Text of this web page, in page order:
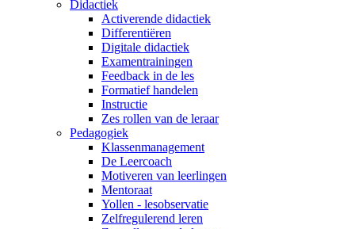
Didactiek
Activerende didactiek
Differentiëren
Digitale didactiek
Examentrainingen
Feedback in de les
Formatief handelen
Instructie
Zes rollen van de leraar
Pedagogiek
Klassenmanagement
De Leercoach
Motiveren van leerlingen
Mentoraat
Yollen - lesobservatie
Zelfregulerend leren